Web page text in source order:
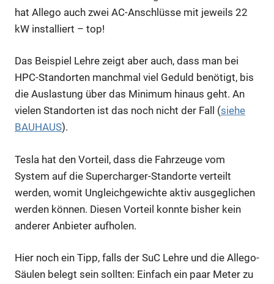
hat Allego auch zwei AC-Anschlüsse mit jeweils 22
kW installiert – top!
Das Beispiel Lehre zeigt aber auch, dass man bei
HPC-Standorten manchmal viel Geduld benötigt, bis
die Auslastung über das Minimum hinaus geht. An
vielen Standorten ist das noch nicht der Fall (siehe
BAUHAUS).
Tesla hat den Vorteil, dass die Fahrzeuge vom
System auf die Supercharger-Standorte verteilt
werden, womit Ungleichgewichte aktiv ausgeglichen
werden können. Diesen Vorteil konnte bisher kein
anderer Anbieter aufholen.
Hier noch ein Tipp, falls der SuC Lehre und die Allego-
Säulen belegt sein sollten: Einfach ein paar Meter zu